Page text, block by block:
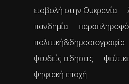
εισβολή στην Ουκρανία
πανδημία
πολιτική&δημοσιογραφία
ψευδείς ειδησεις
ψηφιακή εποχή